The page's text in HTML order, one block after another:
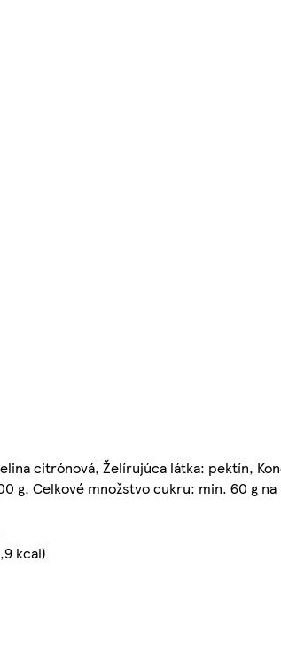
citrónová, Želírujúca látka: pektín,
g, Celkové množstvo cukru: min. 60 g na
kcal)